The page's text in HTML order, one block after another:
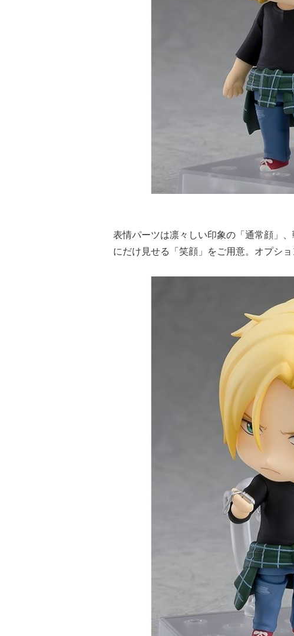
表情パーツは凛々しい印象の「通常顔」
にだけ見せる「笑顔」をご用意。オプシ